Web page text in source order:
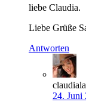
liebe Claudia.
Liebe Grüße
Antworten
24. Juni